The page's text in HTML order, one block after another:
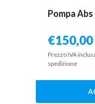
Pompa Abs
€150,00
Prezzo IVA
spedizione